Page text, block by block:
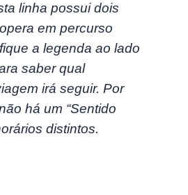
linha possui dois
em percurso
a legenda ao lado
saber qual
irá seguir. Por
há um “Sentido
distintos.